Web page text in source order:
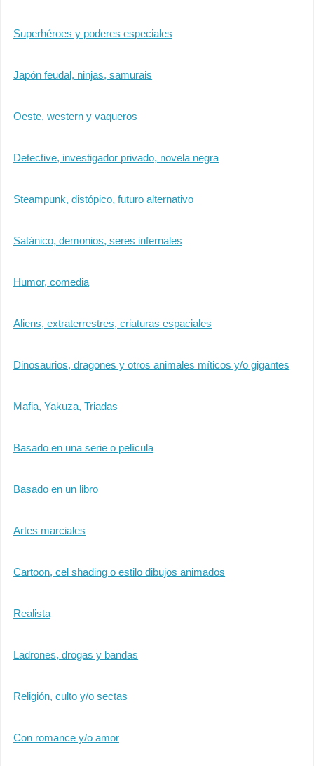
Superhéroes y poderes especiales
Japón feudal, ninjas, samurais
Oeste, western y vaqueros
Detective, investigador privado, novela negra
Steampunk, distópico, futuro alternativo
Satánico, demonios, seres infernales
Humor, comedia
Aliens, extraterrestres, criaturas espaciales
Dinosaurios, dragones y otros animales míticos y/o gigantes
Mafia, Yakuza, Triadas
Basado en una serie o película
Basado en un libro
Artes marciales
Cartoon, cel shading o estilo dibujos animados
Realista
Ladrones, drogas y bandas
Religión, culto y/o sectas
Con romance y/o amor